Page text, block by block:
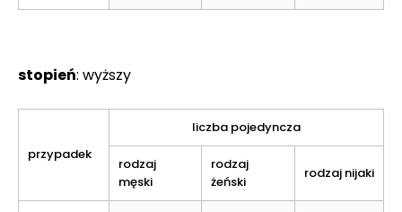
stopień: wyższy
przypadek
liczba pojedyncza
rodzaj
męski
rodzaj
żeński
rodzaj nijaki